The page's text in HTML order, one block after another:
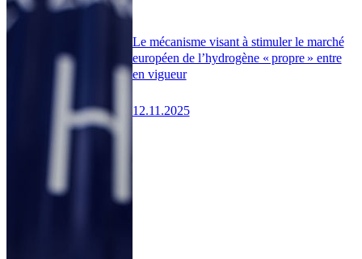
Le mécanisme visant à stimuler le marché
européen de l’hydrogène « propre » entre
en vigueur
12.11.2025